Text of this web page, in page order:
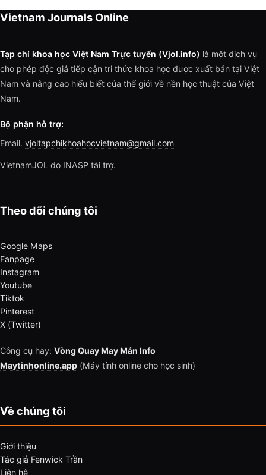
Vietnam Journals Online
Tạp chí khoa học Việt Nam Trực tuyến (Vjol.info) là một dịch vụ
cho phép độc giả tiếp cận tri thức khoa học được xuất bản tại Việt
Nam và nâng cao hiểu biết của thế giới về nền học thuật của Việt
Nam.
Bộ phận hỗ trợ:
Email. vjoltapchikhoahocvietnam@gmail.com
VietnamJOL do INASP tài trợ.
Theo dõi chúng tôi
Google Maps
Fanpage
Instagram
Youtube
Tiktok
Pinterest
X (Twitter)
Công cụ hay: Vòng Quay May Mắn Info
Maytinhonline.app (Máy tính online cho học sinh)
Về chúng tôi
Giới thiệu
Tác giả Fenwick Trần
Liên hệ